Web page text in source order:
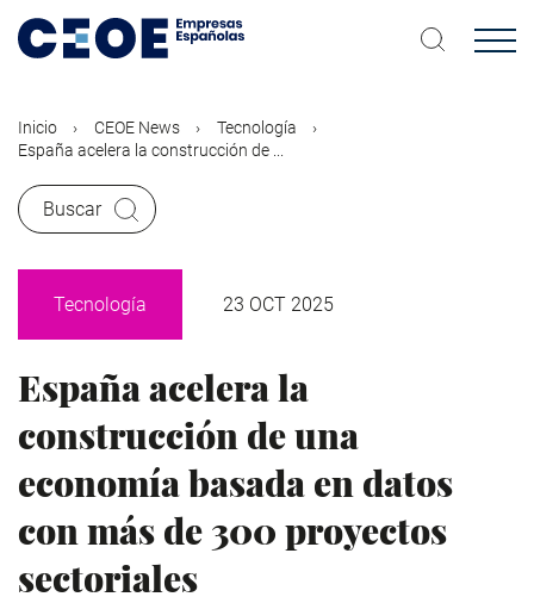
contenido
Inicio CEOE News
Tecnología
España acelera la construcción de ...
Buscar
Tecnología 23 OCT 2025
España acelera la
construcción de una
economía basada en datos
con más de 300 proyectos
sectoriales